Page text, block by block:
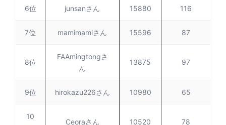
6位 junsanさん 15880 116
7位 mamimamiさん 15596 87
8位
FAAmingtongさ
ん
13875 97
9位 hirokazu226さん 10980 65
10
Ceoraさん 10520 78